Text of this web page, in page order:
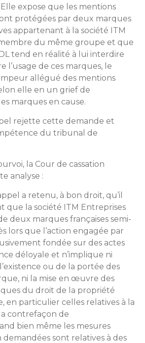
expose que les mentions
protégées par deux marques
appartenant à la société ITM
du même groupe et que
tend en réalité à lui interdire
l’usage de ces marques, le
allégué des mentions
elle en un grief de
marques en cause.
rejette cette demande et
du tribunal de
la Cour de cassation
analyse :
a retenu, à bon droit, qu’il
que la société ITM Entreprises
deux marques françaises semi-
lors que l’action engagée par
fondée sur des actes
déloyale et n’implique ni
l’existence ou de la portée des
ni la mise en œuvre des
du droit de la propriété
en particulier celles relatives à la
contrefaçon de
bien même les mesures
demandées sont relatives à des